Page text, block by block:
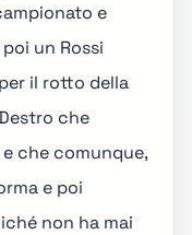
e
un Rossi
il rotto della
che
che comunque,
e poi
non ha mai